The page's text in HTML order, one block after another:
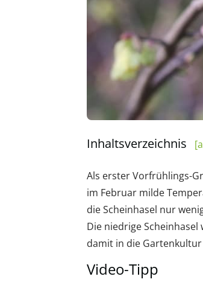
Inhaltsverzeichnis
Als erster Vorfrühlings-
im Februar milde
die Scheinhasel nur
Die niedrige
damit in die
Video-Tipp